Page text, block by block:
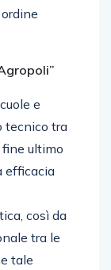
e
tecnico tra
ultimo
efficacia
così da
tra le
tale